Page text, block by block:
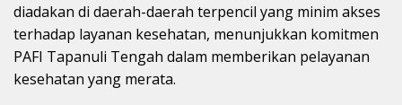
diadakan di daerah-daerah terpencil yang minim akses
terhadap layanan kesehatan, menunjukkan komitmen
PAFI Tapanuli Tengah dalam memberikan pelayanan
kesehatan yang merata.